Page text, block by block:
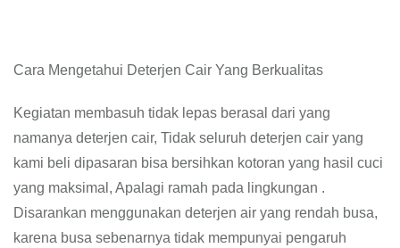
Cara Mengetahui Deterjen Cair Yang Berkualitas
Kegiatan membasuh tidak lepas berasal dari yang
namanya deterjen cair, Tidak seluruh deterjen cair yang
kami beli dipasaran bisa bersihkan kotoran yang hasil cuci
yang maksimal, Apalagi ramah pada lingkungan .
Disarankan menggunakan deterjen air yang rendah busa,
karena busa sebenarnya tidak mempunyai pengaruh